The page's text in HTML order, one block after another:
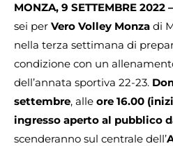
MONZA, 9 SETTEMBRE 2022 –
sei per Vero Volley Monza di
nella terza settimana di
condizione con un
dell’annata sportiva 22-23.
settembre, alle ore 16.00
ingresso aperto al pubblico
scenderanno sul centrale dell’